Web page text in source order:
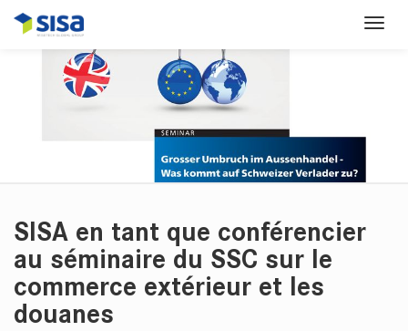
SISA en tant que conférencier
au séminaire du SSC sur le
commerce extérieur et les
douanes